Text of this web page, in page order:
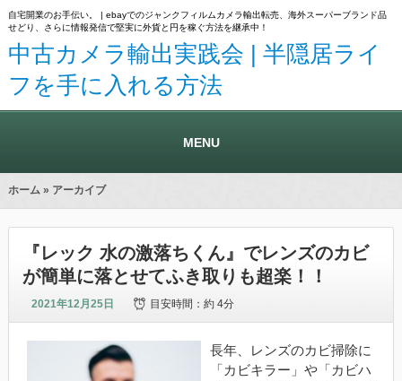
自宅開業のお手伝い。 | ebayでのジャンクフィルムカメラ輸出転売、海外スーパーブランド品
せどり、さらに情報発信で堅実に外貨と円を稼ぐ方法を継承中！
中古カメラ輸出実践会 | 半隠居ライ
フを手に入れる方法
MENU
ホーム» アーカイブ
『レック 水の激落ちくん』でレンズのカビ
が簡単に落とせてふき取りも超楽！！
2021年12月25日 目安時間：約 4分
長年、レンズのカビ掃除に
「カビキラー」や「カビハ